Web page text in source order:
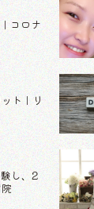
コロナ
ット｜リ
し、2